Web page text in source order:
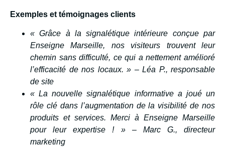
Exemples et témoignages clients
« Grâce à la signalétique intérieure conçue par
Enseigne Marseille, nos visiteurs trouvent leur
chemin sans difficulté, ce qui a nettement amélioré
l’efficacité de nos locaux. » – Léa P., responsable
de site
« La nouvelle signalétique informative a joué un
rôle clé dans l’augmentation de la visibilité de nos
produits et services. Merci à Enseigne Marseille
pour leur expertise ! » – Marc G., directeur
marketing